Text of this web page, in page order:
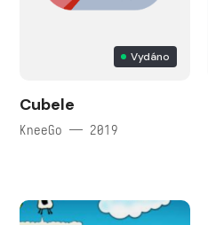
Vydáno
Cubele
KneeGo — 2019